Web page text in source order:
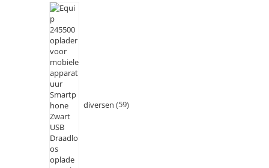
diversen 59